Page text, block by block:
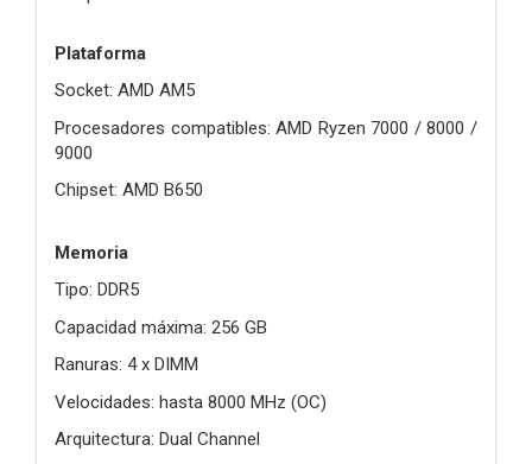
Plataforma
Socket: AMD AM5
Procesadores compatibles: AMD Ryzen 7000 / 8000 /
9000
Chipset: AMD B650
Memoria
Tipo: DDR5
Capacidad máxima: 256 GB
Ranuras: 4 x DIMM
Velocidades: hasta 8000 MHz (OC)
Arquitectura: Dual Channel